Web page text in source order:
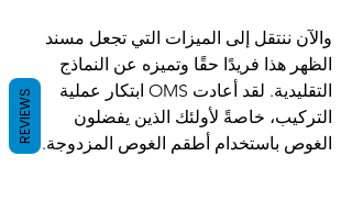
والآن ننتقل إلى الميزات التي تجعل مسند
الظهر هذا فريدًا حقًا وتميزه عن النماذج
التقليدية. لقد أعادت OMS ابتكار عملية
التركيب، خاصةً لأولئك الذين يفضلون
الغوص باستخدام أطقم الغوص المزدوجة.
REVIEWS